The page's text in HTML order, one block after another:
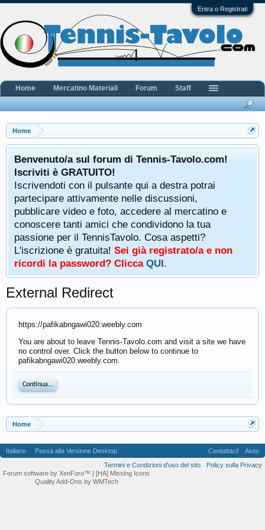
Entra o Registrati
Home
Benvenuto/a sul forum di Tennis-Tavolo.com!
Iscriviti è GRATUITO!
Iscrivendoti con il pulsante qui a destra potrai
partecipare attivamente nelle discussioni,
pubblicare video e foto, accedere al mercatino e
conoscere tanti amici che condividono la tua
passione per il TennisTavolo. Cosa aspetti?
L'iscrizione è gratuita! Sei già registrato/a e non
ricordi la password? Clicca QUI.
External Redirect
https://pafikabngawi020.weebly.com
You are about to leave Tennis-Tavolo.com and visit a site we have
no control over. Click the button below to continue to
pafikabngawi020.weebly.com.
Continua...
Home
Home Mercatino Materiali Forum Staff
Italiano Passa alla Versione Desktop Contattaci!
Aiuto
Termini e Condizioni d'uso del sito
Policy sulla Privacy
Forum software by XenForo™ | [HA] Missing Icons
Quality Add-Ons by WMTech